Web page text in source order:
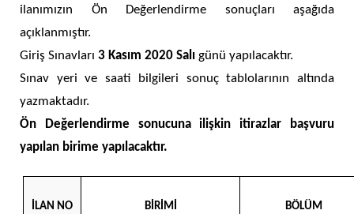
ilanımızın Ön Değerlendirme sonuçları aşağıda
açıklanmıştır.
Giriş Sınavları 3 Kasım 2020 Salı günü yapılacaktır.
Sınav yeri ve saati bilgileri sonuç tablolarının altında
yazmaktadır.
Ön Değerlendirme sonucuna ilişkin itirazlar başvuru
yapılan birime yapılacaktır.
İLAN NO BİRİMİ BÖLÜM